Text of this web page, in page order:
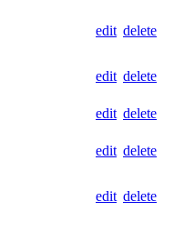
edit delete
edit delete
edit delete
edit delete
edit delete